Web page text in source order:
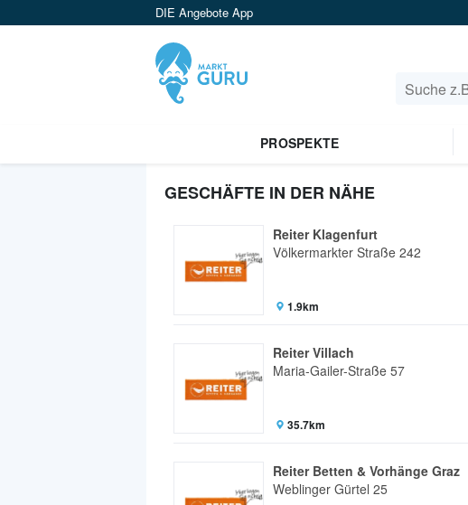
DIE Angebote App
PROSPEKTE
GESCHÄFTE IN DER NÄHE
Reiter Klagenfurt
Völkermarkter Straße 242
1.9km
Reiter Villach
Maria-Gailer-Straße 57
35.7km
Reiter Betten & Vorhänge Graz
Weblinger Gürtel 25